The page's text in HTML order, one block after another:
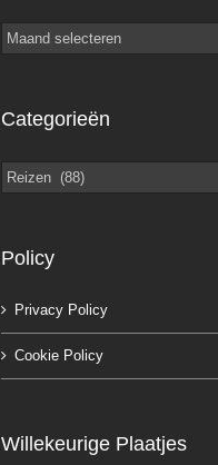
Archieven
Categorieën
Categorieën
Policy
Privacy Policy
Cookie Policy
Willekeurige Plaatjes